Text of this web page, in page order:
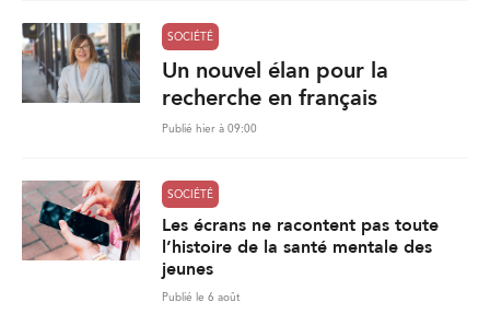
SOCIÉTÉ
Un nouvel élan pour la
recherche en français
Publié hier à 09:00
SOCIÉTÉ
Les écrans ne racontent pas toute
l’histoire de la santé mentale des
jeunes
Publié le 6 août